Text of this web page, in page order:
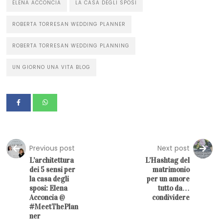
ELENA ACCONCIA LA CASA DEGLI SPOSI
ROBERTA TORRESAN WEDDING PLANNER
ROBERTA TORRESAN WEDDING PLANNING
UN GIORNO UNA VITA BLOG
Previous post
L’architettura
dei 5 sensi per
la casa degli
sposi: Elena
Acconcia @
#MeetThePlan
ner
Next post
L’Hashtag del
matrimonio
per un amore
tutto da…
condividere